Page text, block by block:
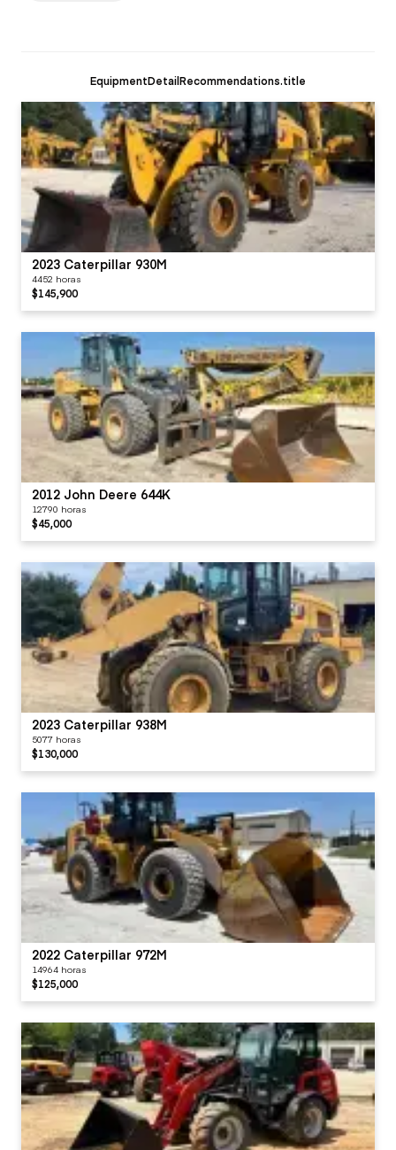
EquipmentDetailRecommendations.title
2023 Caterpillar 930M
4452 horas
$145,900
2012 John Deere 644K
12790 horas
$45,000
2023 Caterpillar 938M
5077 horas
$130,000
2022 Caterpillar 972M
14964 horas
$125,000